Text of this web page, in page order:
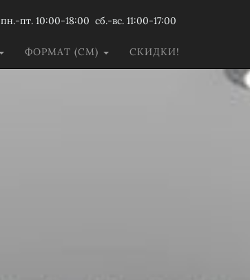
пн.-пт. 10:00-18:00 сб.-вс. 11:00-17:00
ФОРМАТ (СМ) СКИДКИ!